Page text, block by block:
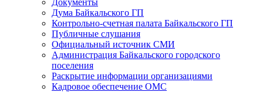
Документы
Дума Байкальского ГП
Контрольно-счетная палата Байкальского ГП
Публичные слушания
Официальный источник СМИ
Администрация Байкальского городского
поселения
Раскрытие информации организациями
Кадровое обеспечение ОМС